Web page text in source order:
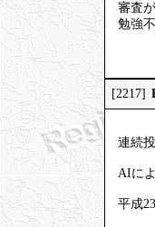
審査
勉強
[2217]
連続
AIに
平成